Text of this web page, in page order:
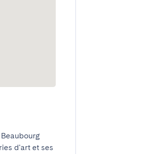
d'art et ses